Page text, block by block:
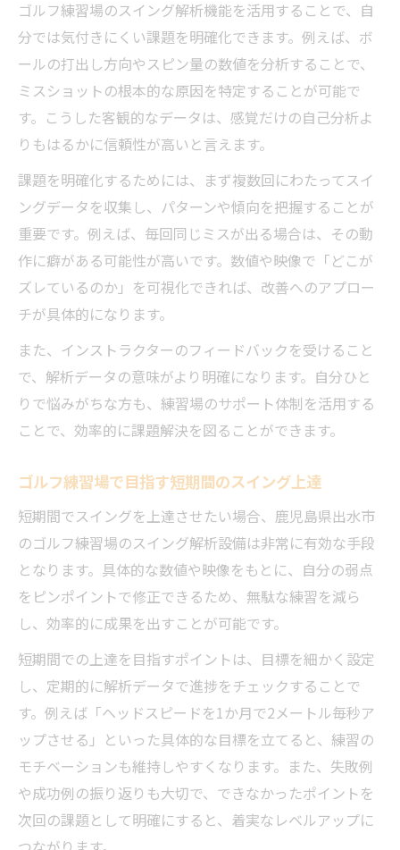
ゴルフ練習場のスイング解析機能を活用することで、自
分では気付きにくい課題を明確化できます。例えば、ボ
ールの打出し方向やスピン量の数値を分析することで、
ミスショットの根本的な原因を特定することが可能で
す。こうした客観的なデータは、感覚だけの自己分析よ
りもはるかに信頼性が高いと言えます。
課題を明確化するためには、まず複数回にわたってスイ
ングデータを収集し、パターンや傾向を把握することが
重要です。例えば、毎回同じミスが出る場合は、その動
作に癖がある可能性が高いです。数値や映像で「どこが
ズレているのか」を可視化できれば、改善へのアプロー
チが具体的になります。
また、インストラクターのフィードバックを受けること
で、解析データの意味がより明確になります。自分ひと
りで悩みがちな方も、練習場のサポート体制を活用する
ことで、効率的に課題解決を図ることができます。
ゴルフ練習場で目指す短期間のスイング上達
短期間でスイングを上達させたい場合、鹿児島県出水市
のゴルフ練習場のスイング解析設備は非常に有効な手段
となります。具体的な数値や映像をもとに、自分の弱点
をピンポイントで修正できるため、無駄な練習を減ら
し、効率的に成果を出すことが可能です。
短期間での上達を目指すポイントは、目標を細かく設定
し、定期的に解析データで進捗をチェックすることで
す。例えば「ヘッドスピードを1か月で2メートル毎秒ア
ップさせる」といった具体的な目標を立てると、練習の
モチベーションも維持しやすくなります。また、失敗例
や成功例の振り返りも大切で、できなかったポイントを
次回の課題として明確にすると、着実なレベルアップに